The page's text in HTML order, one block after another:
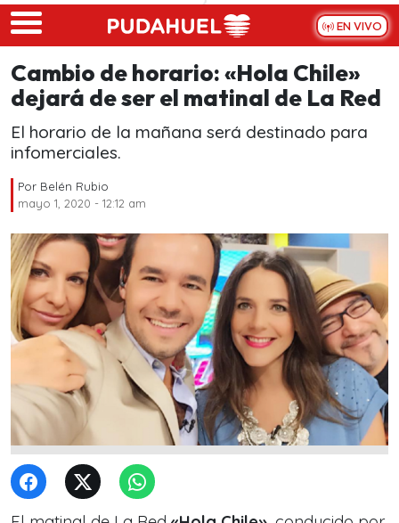
Skip to main content
EN VIVO
Cambio de horario: «Hola Chile»
dejará de ser el matinal de La Red
El horario de la mañana será destinado para
infomerciales.
Por Belén Rubio
mayo 1, 2020 - 12:12 am